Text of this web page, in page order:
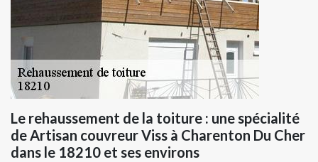
Le rehaussement de la toiture : une spécialité
de Artisan couvreur Viss à Charenton Du Cher
dans le 18210 et ses environs